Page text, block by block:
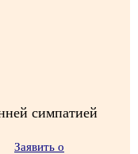
симпатией
Заявить о